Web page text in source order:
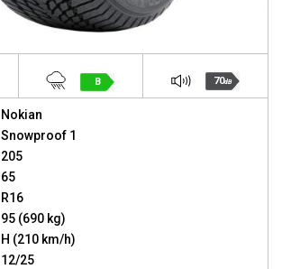
B 70dB
Nokian
Snowproof 1
205
65
R16
95 (690 kg)
H (210 km/h)
12/25